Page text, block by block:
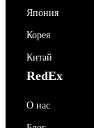
Япония
Корея
Китай
RedEx
О нас